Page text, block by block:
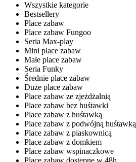
Wszystkie kategorie
Bestsellery
Place zabaw
Place zabaw Fungoo
Seria Max-play
Mini place zabaw
Małe place zabaw
Seria Funky
Średnie place zabaw
Duże place zabaw
Place zabaw ze zjeżdżalnią
Place zabaw bez huśtawki
Place zabaw z huśtawką
Place zabaw z podwójną huśtawką
Place zabaw z piaskownicą
Place zabaw z domkiem
Place zabaw wspinaczkowe
Place zabaw dostępne w 48h